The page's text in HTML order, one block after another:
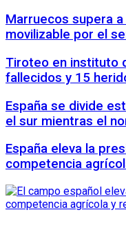
Marruecos supera
movilizable por el
Tiroteo en instituto
fallecidos y 15
España se divide
el sur mientras el
España eleva la
competencia